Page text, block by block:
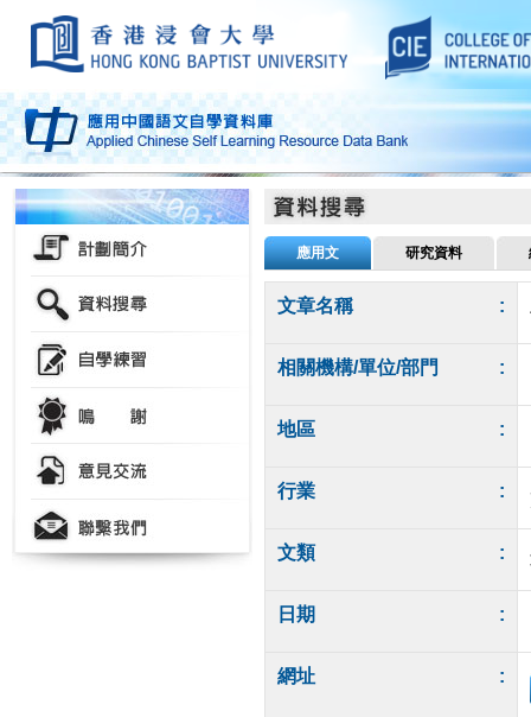
應用文 研究資料
文章名稱 :
相關機構/單位/部門 :
地區 :
行業 :
文類 :
日期 :
網址 :